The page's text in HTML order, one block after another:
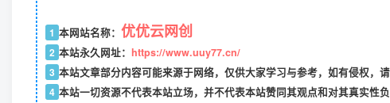
1 本网站名称： 优优云网创
2 本站永久网址： https://www.uuy77.cn/
3 本站文章部分内容可能来源于网络，仅供大家学习与参考，如有侵权，
4 本站一切资源不代表本站立场，并不代表本站赞同其观点和对其真实性负